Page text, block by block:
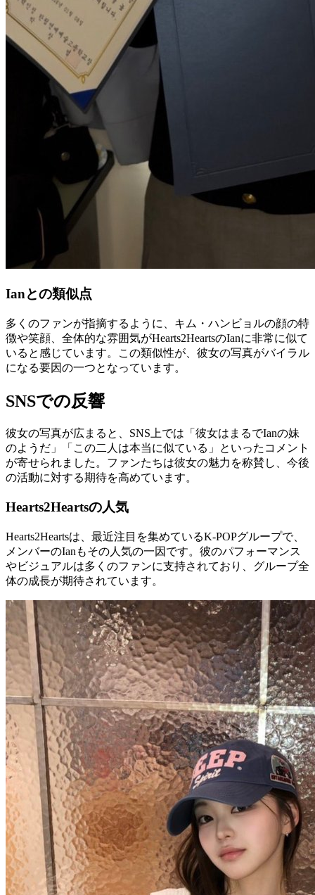
Ianとの類似点
多くのファンが指摘するように、キム・ハンビョルの顔の特
徴や笑顔、全体的な雰囲気がHearts2HeartsのIanに非常に似て
いると感じています。この類似性が、彼女の写真がバイラル
になる要因の一つとなっています。
SNSでの反響
彼女の写真が広まると、SNS上では「彼女はまるでIanの妹
のようだ」「この二人は本当に似ている」といったコメント
が寄せられました。ファンたちは彼女の魅力を称賛し、今後
の活動に対する期待を高めています。
Hearts2Heartsの人気
Hearts2Heartsは、最近注目を集めているK-POPグループで、
メンバーのIanもその人気の一因です。彼のパフォーマンス
やビジュアルは多くのファンに支持されており、グループ全
体の成長が期待されています。